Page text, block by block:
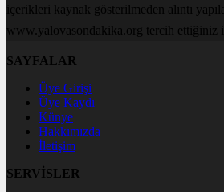
içerikleri kaynak gösterilmeden alıntı
www.yalovasondakika.org tercih ettiğiniz
SAYFALAR
Üye Girişi
Üye Kaydı
Künye
Hakkımızda
İletişim
SERVİSLER